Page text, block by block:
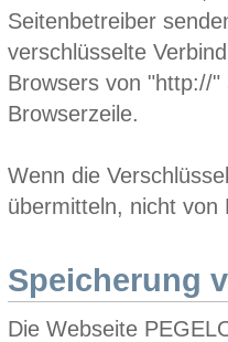
Seitenbetreiber
verschlüsselte
Browsers von "http://
Browserzeile.
Wenn die
übermitteln, nicht von
Speicherung
Die Webseite